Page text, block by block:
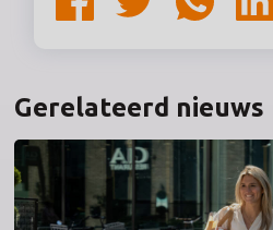
Gerelateerd nieuws